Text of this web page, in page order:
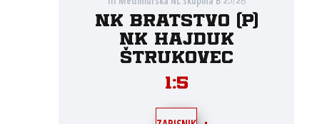
NK Bratstvo (P)
NK Hajduk
Štrukovec
1:5